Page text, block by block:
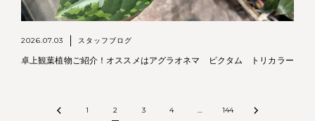
2026.07.03 スタッフブログ
卓上観葉植物ご紹介！オススメはアグラオネマ ピクタム トリカラー
1 2 3 4 144